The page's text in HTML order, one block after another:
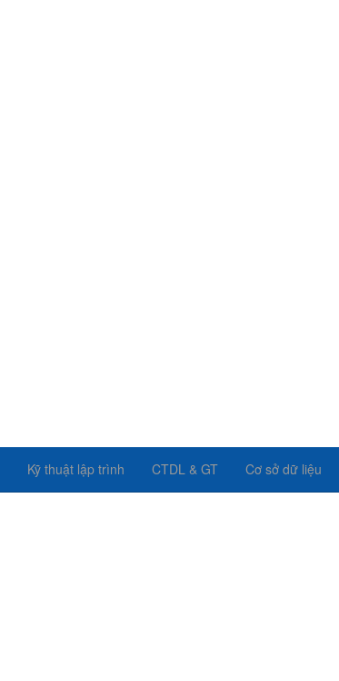
Kỹ thuật lập trình CTDL & GT Cơ sở dữ liệu